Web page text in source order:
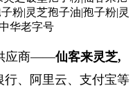
应商——仙客来灵芝,
、阿里云、支付宝等